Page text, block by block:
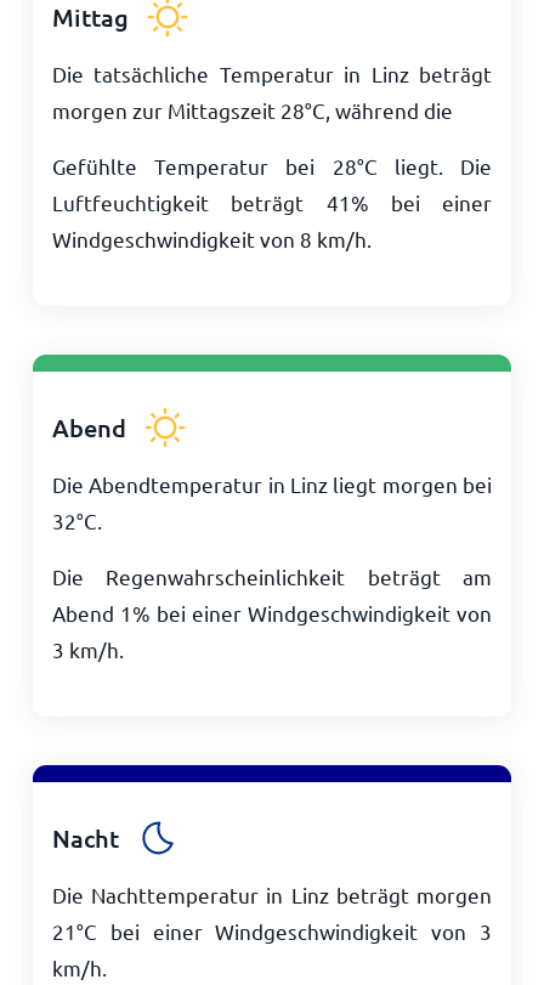
Mittag
Die tatsächliche Temperatur in Linz beträgt
morgen zur Mittagszeit 28°C , während die
Gefühlte Temperatur bei 28°C liegt. Die
Luftfeuchtigkeit beträgt 41% bei einer
Windgeschwindigkeit von 8 km/h
Abend
Die Abendtemperatur in Linz liegt morgen bei
32°C
Die Regenwahrscheinlichkeit beträgt am
Abend 1% bei einer Windgeschwindigkeit von
3 km/h
Nacht
Die Nachttemperatur in Linz beträgt morgen
21°C bei einer Windgeschwindigkeit von 3
km/h